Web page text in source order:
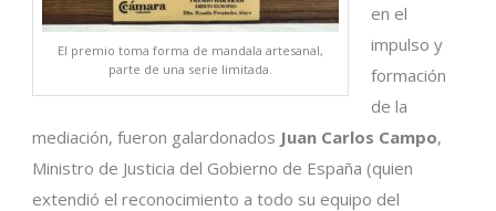
El premio toma forma de mandala artesanal,
parte de una serie limitada.
en el
impulso y
formación
de la
mediación, fueron galardonados Juan Carlos Campo,
Ministro de Justicia del Gobierno de España (quien
extendió el reconocimiento a todo su equipo del